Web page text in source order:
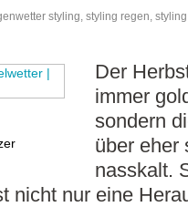
styling, styling regen, styling
Der
immer
sondern
über eher
nasskalt.
nicht nur eine